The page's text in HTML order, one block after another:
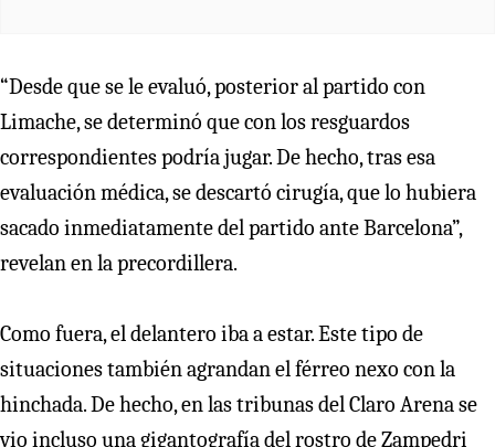
“Desde que se le evaluó, posterior al partido con
Limache, se determinó que con los resguardos
correspondientes podría jugar. De hecho, tras esa
evaluación médica, se descartó cirugía, que lo hubiera
sacado inmediatamente del partido ante Barcelona”,
revelan en la precordillera.
Como fuera, el delantero iba a estar. Este tipo de
situaciones también agrandan el férreo nexo con la
hinchada. De hecho, en las tribunas del Claro Arena se
vio incluso una gigantografía del rostro de Zampedri